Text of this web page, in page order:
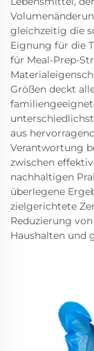
gleichzeitig die
Eignung für die
für Meal-Prep-
Größen deckt
aus
Verantwortung
zwischen
nachhaltigen
überlegene
zielgerichtete
Reduzierung
Haushalten und